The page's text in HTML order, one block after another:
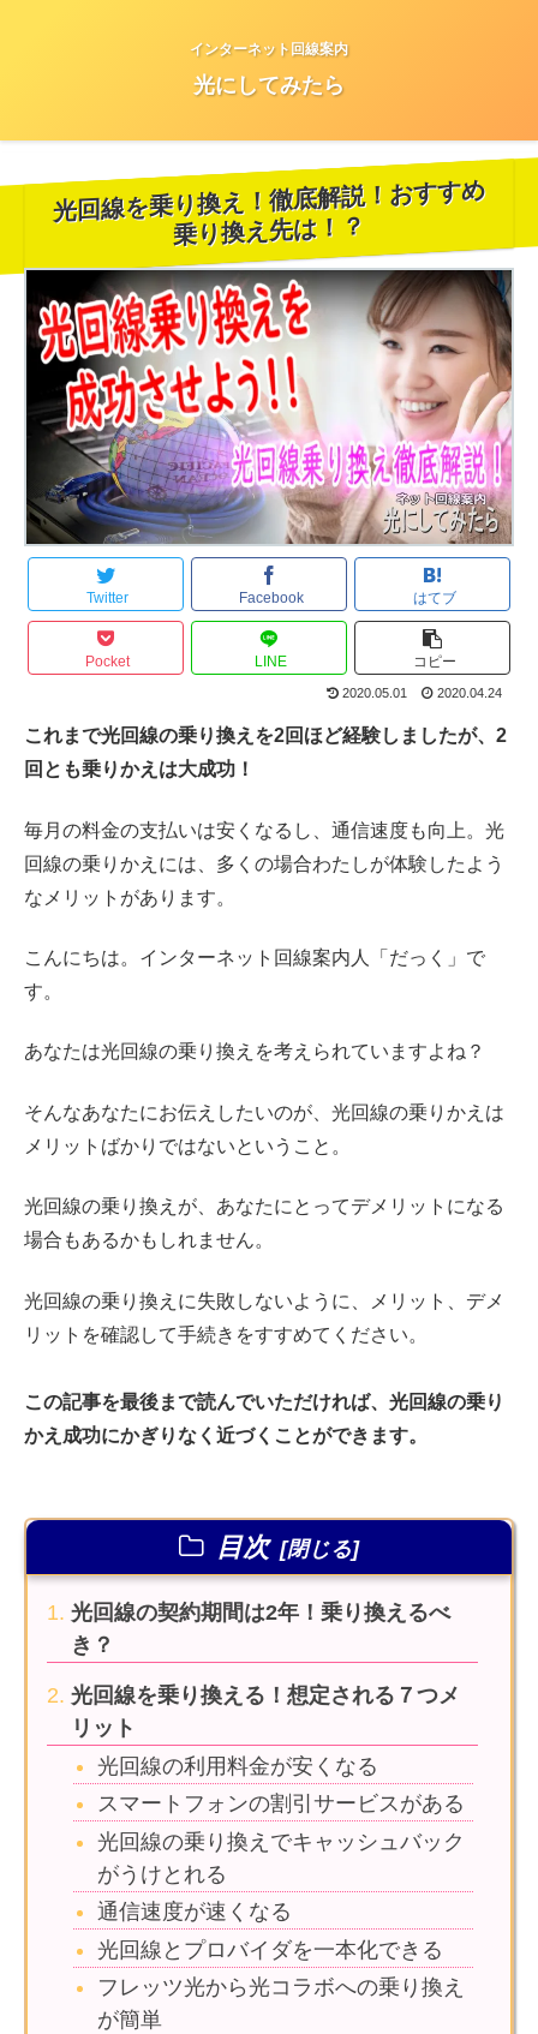
インターネット回線案内
光にしてみたら
光回線を乗り換え！徹底解説！おすすめ
乗り換え先は！？
Twitter Facebook はてブ
Pocket LINE コピー
2020.05.01 2020.04.24
これまで光回線の乗り換えを2回ほど経験しましたが、2
回とも乗りかえは大成功！
毎月の料金の支払いは安くなるし、通信速度も向上。光
回線の乗りかえには、多くの場合わたしが体験したよう
なメリットがあります。
こんにちは。インターネット回線案内人「だっく」で
す。
あなたは光回線の乗り換えを考えられていますよね？
そんなあなたにお伝えしたいのが、光回線の乗りかえは
メリットばかりではないということ。
光回線の乗り換えが、あなたにとってデメリットになる
場合もあるかもしれません。
光回線の乗り換えに失敗しないように、メリット、デメ
リットを確認して手続きをすすめてください。
この記事を最後まで読んでいただければ、光回線の乗り
かえ成功にかぎりなく近づくことができます。
目次
光回線の契約期間は2年！乗り換えるべ
き？
光回線を乗り換える！想定される７つメ
リット
光回線の利用料金が安くなる
スマートフォンの割引サービスがある
光回線の乗り換えでキャッシュバック
がうけとれる
通信速度が速くなる
光回線とプロバイダを一本化できる
フレッツ光から光コラボへの乗り換え
が簡単